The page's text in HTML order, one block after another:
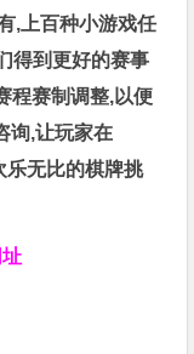
,上百种小游戏任
得到更好的赛事
程赛制调整,以便
询,让玩家在
乐无比的棋牌挑